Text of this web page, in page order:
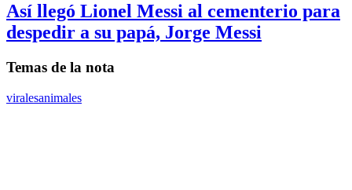
Así llegó Lionel Messi al cementerio para
despedir a su papá, Jorge Messi
Temas de la nota
viralesanimales